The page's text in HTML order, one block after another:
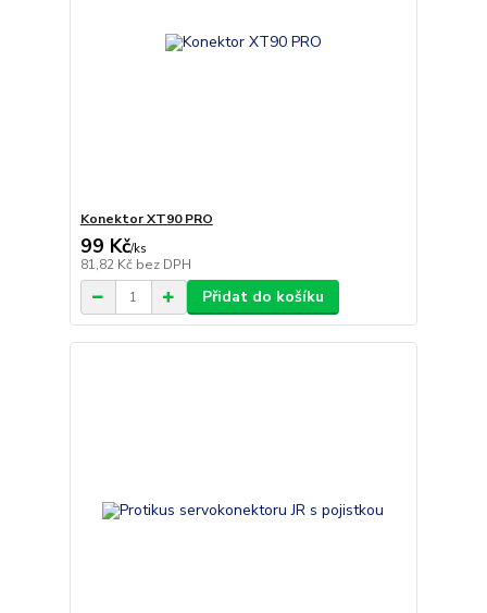
Konektor XT90 PRO
99 Kč/ks
81,82 Kč bez DPH
Přidat do košíku